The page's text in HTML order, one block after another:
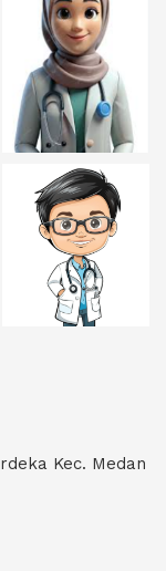
Kec. Medan